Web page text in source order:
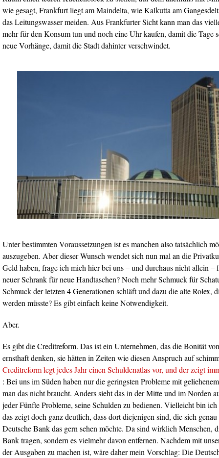
wie gesagt, Frankfurt liegt am Maindelta, wie Kalkutta am
das Leitungswasser meiden. Aus Frankfurter Sicht kann man das
mehr für den Konsum tun und noch eine Uhr kaufen, damit die Tage
neue Vorhänge, damit die Stadt dahinter verschwindet.
Unter bestimmten Voraussetzungen ist es manchen also tatsächlich
auszugeben. Aber dieser Wunsch wendet sich nun mal an die
Geld haben, frage ich mich hier bei uns – und durchaus nicht allein –
neuer Schrank für neue Handtaschen? Noch mehr Schmuck für
Schmuck der letzten 4 Generationen schläft und dazu die alte Rolex,
werden müsste? Es gibt einfach keine Notwendigkeit.
Aber.
Es gibt die Creditreform. Das ist ein Unternehmen, das die Bonität
ernsthaft denken, sie hätten in Zeiten wie diesen Anspruch auf
Creditreform legt jedes Jahr einen Schuldenatlas vor, und der zeigt
: Bei uns im Süden haben nur die geringsten Probleme mit
man das nicht braucht. Anders sieht das in der Mitte und im Norden
jeder Fünfte Probleme, seine Schulden zu bedienen. Vielleicht bin ich
das zeigt doch ganz deutlich, dass dort diejenigen sind, die sich
Deutsche Bank das gern sehen möchte. Da sind wirklich Menschen,
Bank tragen, sondern es vielmehr davon entfernen. Nachdem mit
der Ausgaben zu machen ist, wäre daher mein Vorschlag: Die